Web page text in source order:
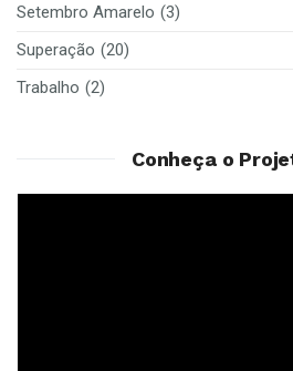
Setembro Amarelo (3)
Superação (20)
Trabalho (2)
Conheça o